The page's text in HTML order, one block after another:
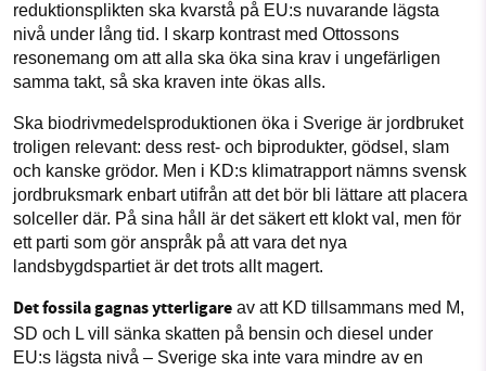
reduktionsplikten ska kvarstå på EU:s nuvarande lägsta
nivå under lång tid. I skarp kontrast med Ottossons
resonemang om att alla ska öka sina krav i ungefärligen
samma takt, så ska kraven inte ökas alls.
Ska biodrivmedelsproduktionen öka i Sverige är jordbruket
troligen relevant: dess rest- och biprodukter, gödsel, slam
och kanske grödor. Men i KD:s klimatrapport nämns svensk
jordbruksmark enbart utifrån att det bör bli lättare att placera
solceller där. På sina håll är det säkert ett klokt val, men för
ett parti som gör anspråk på att vara det nya
landsbygdspartiet är det trots allt magert.
Det fossila gagnas ytterligare av att KD tillsammans med M,
SD och L vill sänka skatten på bensin och diesel under
EU:s lägsta nivå – Sverige ska inte vara mindre av en